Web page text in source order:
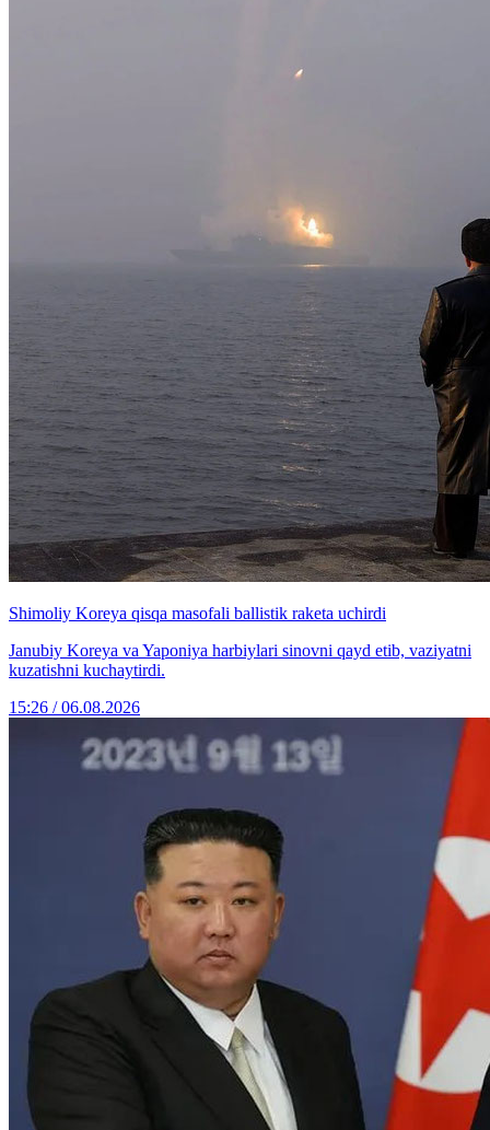
Shimoliy Koreya qisqa masofali ballistik raketa uchirdi
Janubiy Koreya va Yaponiya harbiylari sinovni qayd etib, vaziyatni
kuzatishni kuchaytirdi.
15:26 / 06.08.2026